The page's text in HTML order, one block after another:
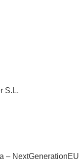
S.L.
– NextGenerationEU